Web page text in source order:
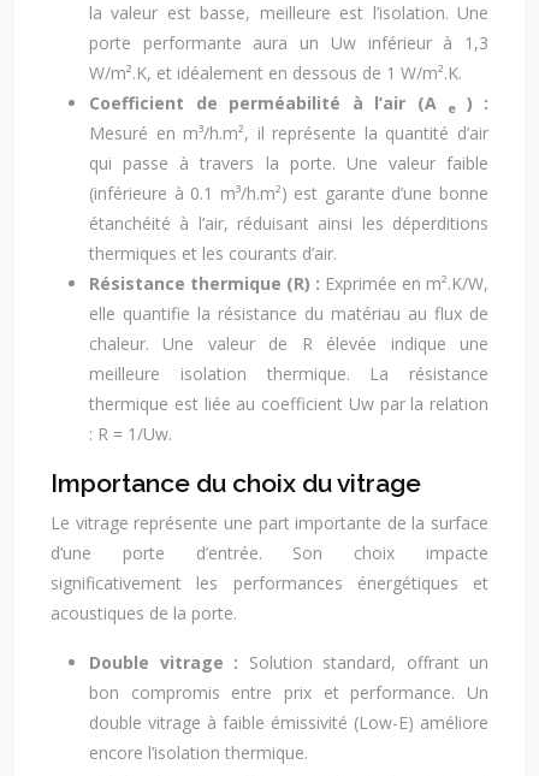
la valeur est basse, meilleure est l’isolation. Une
porte performante aura un Uw inférieur à 1,3
W/m².K, et idéalement en dessous de 1 W/m².K.
Coefficient de perméabilité à l’air (A
e ) :
Mesuré en m³/h.m², il représente la quantité d’air
qui passe à travers la porte. Une valeur faible
(inférieure à 0.1 m³/h.m²) est garante d’une bonne
étanchéité à l’air, réduisant ainsi les déperditions
thermiques et les courants d’air.
Résistance thermique (R) : Exprimée en m².K/W,
elle quantifie la résistance du matériau au flux de
chaleur. Une valeur de R élevée indique une
meilleure isolation thermique. La résistance
thermique est liée au coefficient Uw par la relation
: R = 1/Uw.
Importance du choix du vitrage
Le vitrage représente une part importante de la surface
d’une porte d’entrée. Son choix impacte
significativement les performances énergétiques et
acoustiques de la porte.
Double vitrage : Solution standard, offrant un
bon compromis entre prix et performance. Un
double vitrage à faible émissivité (Low-E) améliore
encore l’isolation thermique.